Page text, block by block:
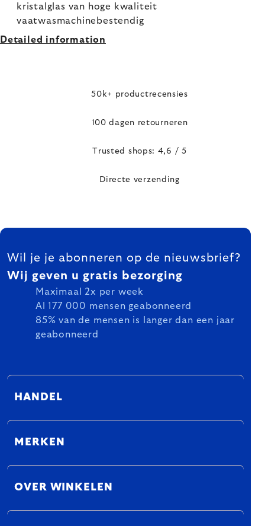
kristalglas van hoge kwaliteit
vaatwasmachinebestendig
Detailed information
50k+ productrecensies
100 dagen retourneren
Trusted shops: 4,6 / 5
Directe verzending
FOOTER
Wil je je abonneren op de nieuwsbrief?
Wij geven u gratis bezorging
Maximaal 2x per week
Al 177 000 mensen geabonneerd
85% van de mensen is langer dan een jaar
geabonneerd
HANDEL
MERKEN
OVER WINKELEN